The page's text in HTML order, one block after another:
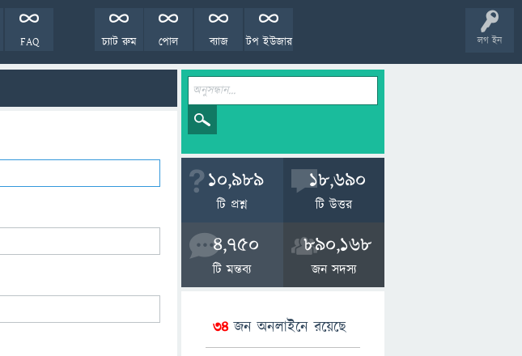
লগ ইন
FAQ টপ ইউজার
ব্যাজ
পোল
চ্যাট রুম
10,989
টি প্রশ্ন
18,690
টি উত্তর
4,750
টি মন্তব্য
890,168
জন সদস্য
34জন অনলাইনে রয়েছে